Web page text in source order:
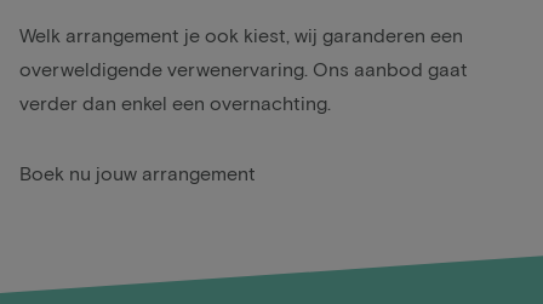
Welk arrangement je ook kiest, wij garanderen een
overweldigende verwenervaring. Ons aanbod gaat
verder dan enkel een overnachting.
Boek nu jouw arrangement